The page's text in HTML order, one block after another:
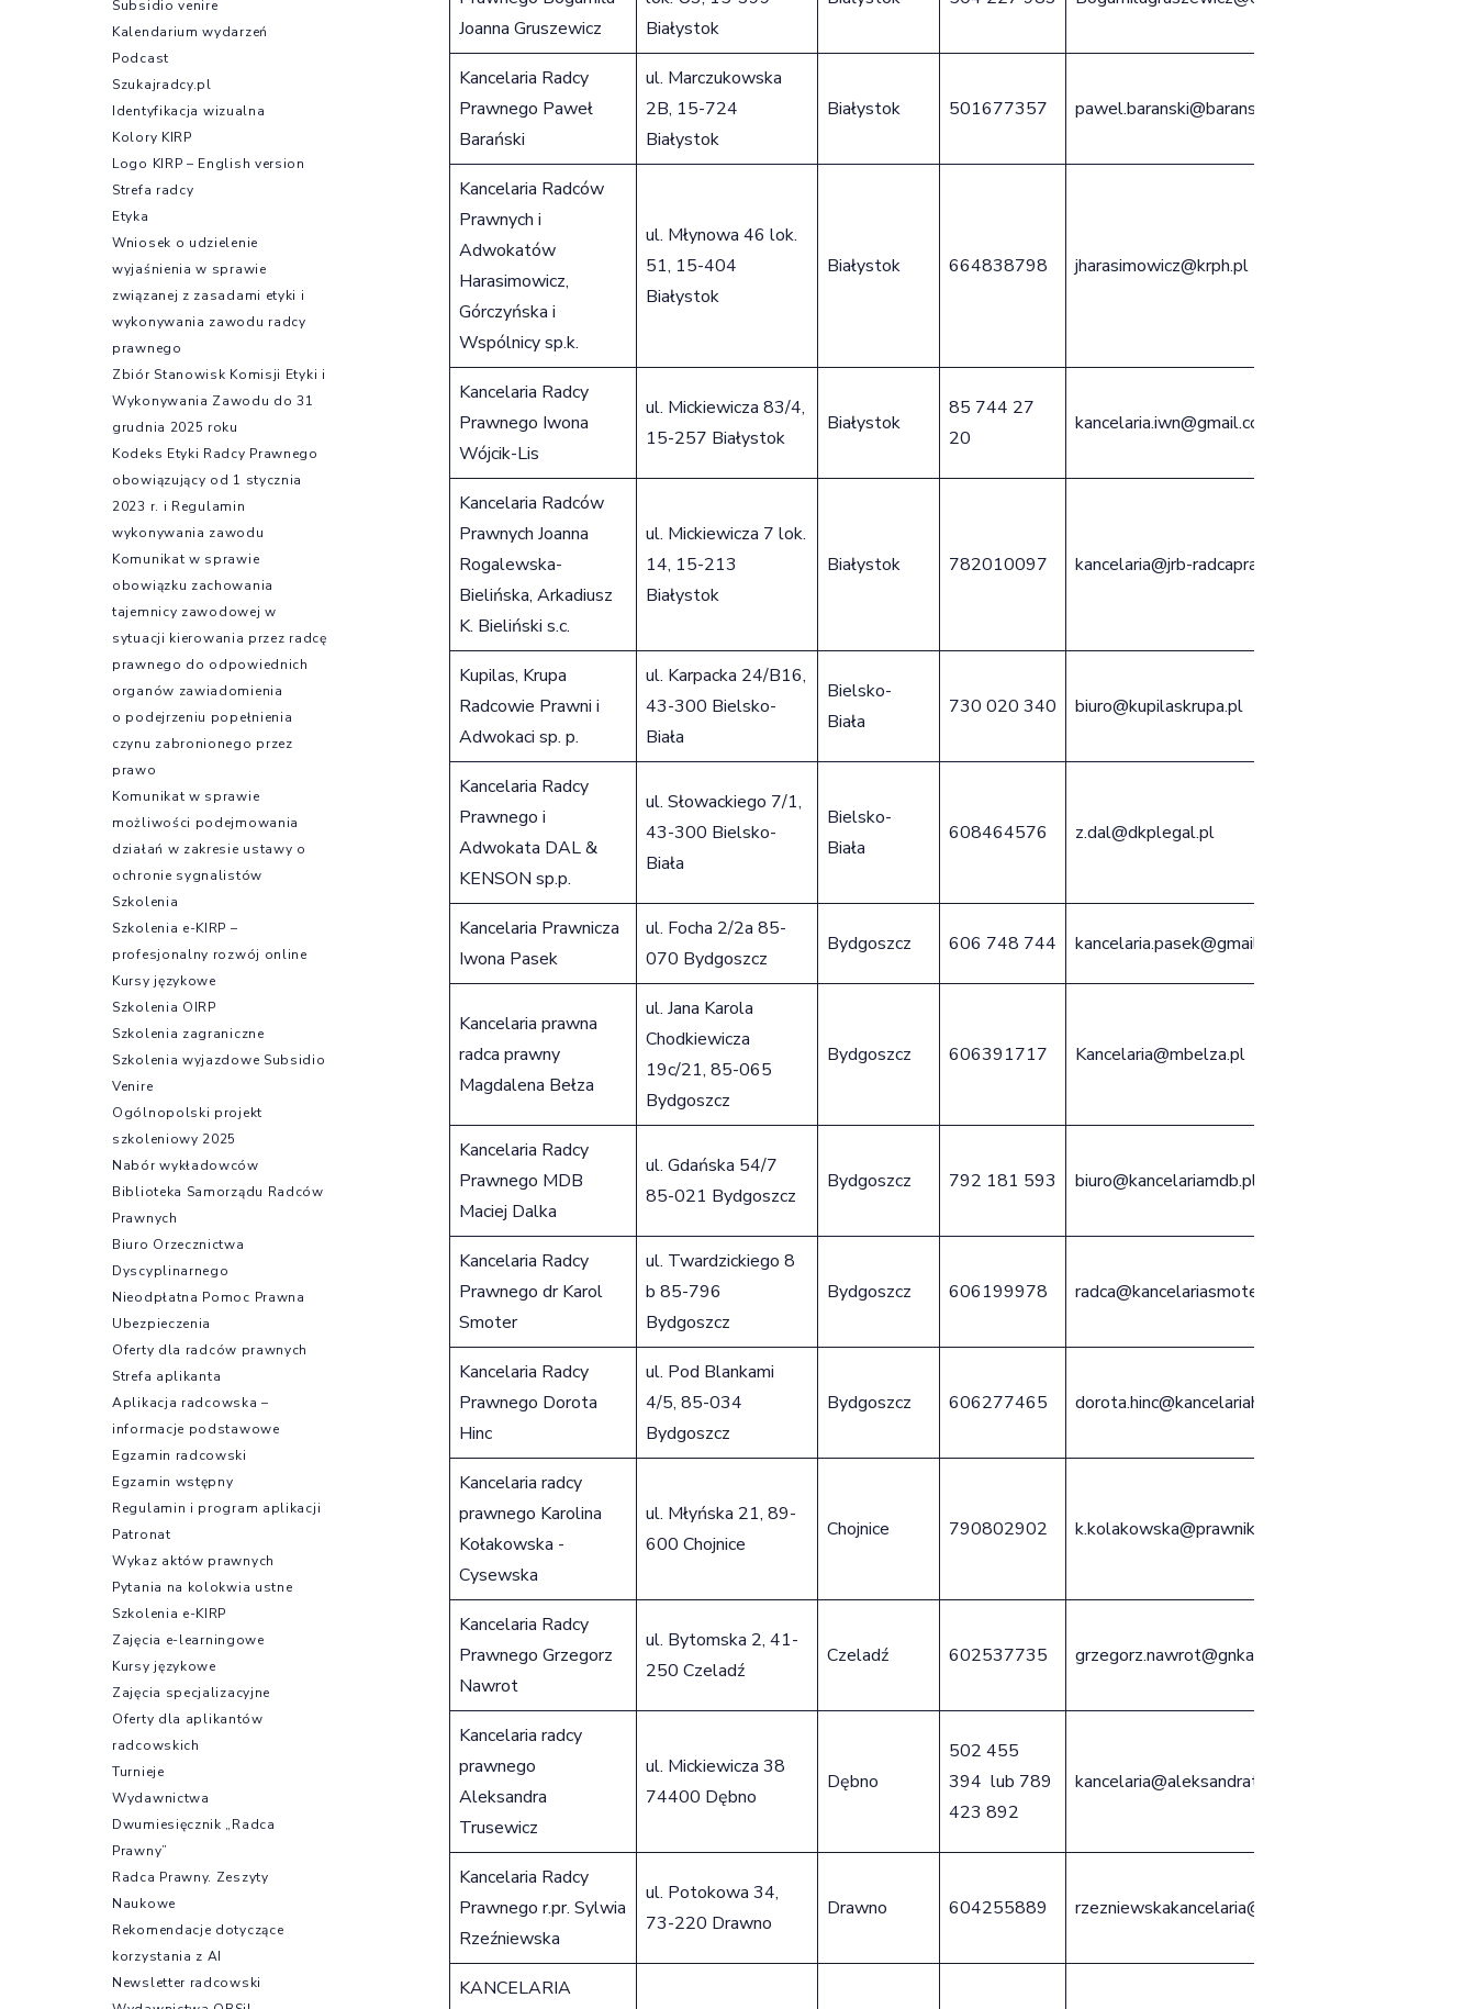
Joanna Gruszewicz
Białystok
Kancelaria Radcy
Prawnego Paweł
Barański
ul. Marczukowska
2B, 15-724
Białystok
Białystok 501677357 pawel.baranski@baranski-kancelaria.pl
Kancelaria Radców
Prawnych i
Adwokatów
Harasimowicz,
Górczyńska i
Wspólnicy sp.k.
ul. Młynowa 46 lok.
51, 15-404
Białystok
Białystok 664838798 jharasimowicz@krph.pl
Kancelaria Radcy
Prawnego Iwona
Wójcik-Lis
ul. Mickiewicza 83/4,
15-257 Białystok
Białystok
85 744 27
20
kancelaria.iwn@gmail.com
Kancelaria Radców
Prawnych Joanna
Rogalewska-
Bielińska, Arkadiusz
K. Bieliński s.c.
ul. Mickiewicza 7 lok.
14, 15-213
Białystok
Białystok 782010097 kancelaria@jrb-radcaprawny.pl
Kupilas, Krupa
Radcowie Prawni i
Adwokaci sp. p.
ul. Karpacka 24/B16,
43-300 Bielsko-
Biała
Bielsko-
Biała
730 020 340 biuro@kupilaskrupa.pl
Kancelaria Radcy
Prawnego i
Adwokata DAL &
KENSON sp.p.
ul. Słowackiego 7/1,
43-300 Bielsko-
Biała
Bielsko-
Biała
608464576 z.dal@dkplegal.pl
Kancelaria Prawnicza
Iwona Pasek
ul. Focha 2/2a 85-
070 Bydgoszcz
Bydgoszcz 606 748 744 kancelaria.pasek@gmail.com
Kancelaria prawna
radca prawny
Magdalena Bełza
ul. Jana Karola
Chodkiewicza
19c/21, 85-065
Bydgoszcz
Bydgoszcz 606391717 Kancelaria@mbelza.pl
Kancelaria Radcy
Prawnego MDB
Maciej Dalka
ul. Gdańska 54/7
85-021 Bydgoszcz
Bydgoszcz 792 181 593 biuro@kancelariamdb.pl
Kancelaria Radcy
Prawnego dr Karol
Smoter
ul. Twardzickiego 8
b 85-796
Bydgoszcz
Bydgoszcz 606199978 radca@kancelariasmoter.pl
Kancelaria Radcy
Prawnego Dorota
Hinc
ul. Pod Blankami
4/5, 85-034
Bydgoszcz
Bydgoszcz 606277465 dorota.hinc@kancelariahinc.pl
Kancelaria radcy
prawnego Karolina
Kołakowska -
Cysewska
ul. Młyńska 21, 89-
600 Chojnice
Chojnice 790802902 k.kolakowska@prawnikchojnice.pl
Kancelaria Radcy
Prawnego Grzegorz
Nawrot
ul. Bytomska 2, 41-
250 Czeladź
Czeladź 602537735 grzegorz.nawrot@gnkancelaria.pl
Kancelaria radcy
prawnego
Aleksandra
Trusewicz
ul. Mickiewicza 38
74400 Dębno
Dębno
502 455
394 lub 789
423 892
kancelaria@aleksandratrusewicz.pl
Kancelaria Radcy
Prawnego r.pr. Sylwia
Rzeźniewska
ul. Potokowa 34,
73-220 Drawno
Drawno 604255889 rzezniewskakancelaria@gmail.com
KANCELARIA
Subsidio venire
Kalendarium wydarzeń
Podcast
Szukajradcy.pl
Identyfikacja wizualna
Kolory KIRP
Logo KIRP – English version
Strefa radcy
Etyka
Wniosek o udzielenie
wyjaśnienia w sprawie
związanej z zasadami etyki i
wykonywania zawodu radcy
prawnego
Zbiór Stanowisk Komisji Etyki i
Wykonywania Zawodu do 31
grudnia 2025 roku
Kodeks Etyki Radcy Prawnego
obowiązujący od 1 stycznia
2023 r. i Regulamin
wykonywania zawodu
Komunikat w sprawie
obowiązku zachowania
tajemnicy zawodowej w
sytuacji kierowania przez radcę
prawnego do odpowiednich
organów zawiadomienia
o podejrzeniu popełnienia
czynu zabronionego przez
prawo
Komunikat w sprawie
możliwości podejmowania
działań w zakresie ustawy o
ochronie sygnalistów
Szkolenia
Szkolenia e-KIRP –
profesjonalny rozwój online
Kursy językowe
Szkolenia OIRP
Szkolenia zagraniczne
Szkolenia wyjazdowe Subsidio
Venire
Ogólnopolski projekt
szkoleniowy 2025
Nabór wykładowców
Biblioteka Samorządu Radców
Prawnych
Biuro Orzecznictwa
Dyscyplinarnego
Nieodpłatna Pomoc Prawna
Ubezpieczenia
Oferty dla radców prawnych
Strefa aplikanta
Aplikacja radcowska –
informacje podstawowe
Egzamin radcowski
Egzamin wstępny
Regulamin i program aplikacji
Patronat
Wykaz aktów prawnych
Pytania na kolokwia ustne
Szkolenia e-KIRP
Zajęcia e-learningowe
Kursy językowe
Zajęcia specjalizacyjne
Oferty dla aplikantów
radcowskich
Turnieje
Wydawnictwa
Dwumiesięcznik „Radca
Prawny”
Radca Prawny. Zeszyty
Naukowe
Rekomendacje dotyczące
korzystania z AI
Newsletter radcowski